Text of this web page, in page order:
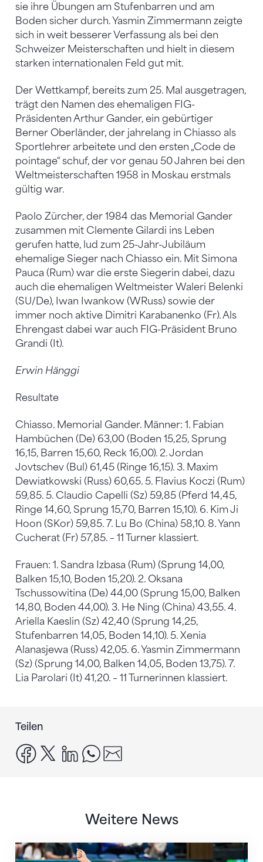
sie ihre Übungen am Stufenbarren und am
Boden sicher durch. Yasmin Zimmermann zeigte
sich in weit besserer Verfassung als bei den
Schweizer Meisterschaften und hielt in diesem
starken internationalen Feld gut mit.
Der Wettkampf, bereits zum 25. Mal ausgetragen,
trägt den Namen des ehemaligen FIG-
Präsidenten Arthur Gander, ein gebürtiger
Berner Oberländer, der jahrelang in Chiasso als
Sportlehrer arbeitete und den ersten „Code de
pointage“ schuf, der vor genau 50 Jahren bei den
Weltmeisterschaften 1958 in Moskau erstmals
gültig war.
Paolo Zürcher, der 1984 das Memorial Gander
zusammen mit Clemente Gilardi ins Leben
gerufen hatte, lud zum 25-Jahr-Jubiläum
ehemalige Sieger nach Chiasso ein. Mit Simona
Pauca (Rum) war die erste Siegerin dabei, dazu
auch die ehemaligen Weltmeister Waleri Belenki
(SU/De), Iwan Iwankow (WRuss) sowie der
immer noch aktive Dimitri Karabanenko (Fr). Als
Ehrengast dabei war auch FIG-Präsident Bruno
Grandi (It).
Erwin Hänggi
Resultate
Chiasso. Memorial Gander. Männer: 1. Fabian
Hambüchen (De) 63,00 (Boden 15,25, Sprung
16,15, Barren 15,60, Reck 16,00). 2. Jordan
Jovtschev (Bul) 61,45 (Ringe 16,15). 3. Maxim
Dewiatkowski (Russ) 60,65. 5. Flavius Koczi (Rum)
59,85. 5. Claudio Capelli (Sz) 59,85 (Pferd 14,45,
Ringe 14,60, Sprung 15,70, Barren 15,10). 6. Kim Ji
Hoon (SKor) 59,85. 7. Lu Bo (China) 58,10. 8. Yann
Cucherat (Fr) 57,85. – 11 Turner klassiert.
Frauen: 1. Sandra Izbasa (Rum) (Sprung 14,00,
Balken 15,10, Boden 15,20). 2. Oksana
Tschussowitina (De) 44,00 (Sprung 15,00, Balken
14,80, Boden 44,00). 3. He Ning (China) 43,55. 4.
Ariella Kaeslin (Sz) 42,40 (Sprung 14,25,
Stufenbarren 14,05, Boden 14,10). 5. Xenia
Alanasjewa (Russ) 42,05. 6. Yasmin Zimmermann
(Sz) (Sprung 14,00, Balken 14,05, Boden 13,75). 7.
Lia Parolari (It) 41,20. – 11 Turnerinnen klassiert.
Teilen
facebook
x linkedinwhatsapp
Weitere News
Nächster Halt: Weltmeisterschaft